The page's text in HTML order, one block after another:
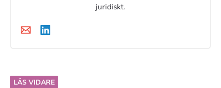
juridiskt.
LÄS VIDARE